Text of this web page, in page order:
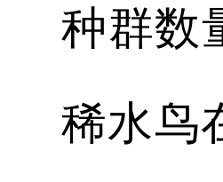
种群数
稀水鸟